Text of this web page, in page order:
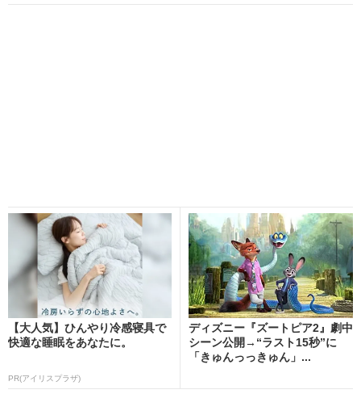
【大人気】ひんやり冷感寝具で
快適な睡眠をあなたに。
PR(アイリスプラザ)
ディズニー『ズートピア2』劇中
シーン公開→“ラスト15秒”に
「きゅんっっきゅん」...